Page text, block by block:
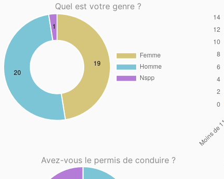
Quel est votre genre ?
Avez-vous le permis de conduire ?